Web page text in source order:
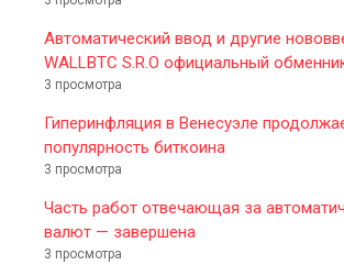
Автоматический ввод и другие
WALLBTC S.R.O официальный
3 просмотра
Гиперинфляция в Венесуэле
популярность биткоина
3 просмотра
Часть работ отвечающая за
валют — завершена
3 просмотра